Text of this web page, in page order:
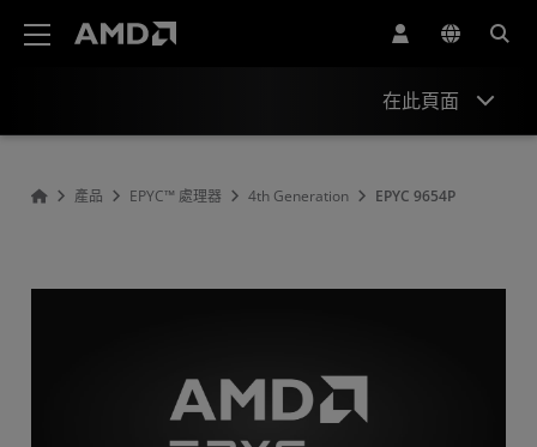
在此頁面
產品 EPYC™ 處理器 4th Generation EPYC 9654P